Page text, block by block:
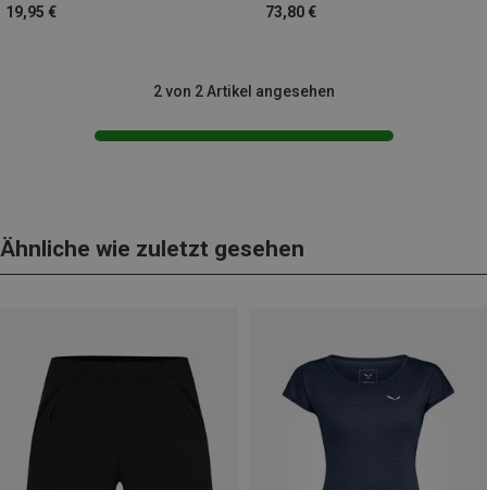
19,95 €
73,80 €
2 von 2 Artikel angesehen
Ähnliche wie zuletzt gesehen